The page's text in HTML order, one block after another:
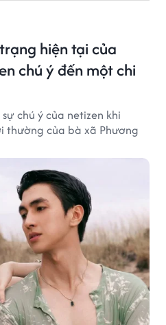
hiện tại của
chú ý đến một chi
chú ý của netizen khi
thường của bà xã Phương